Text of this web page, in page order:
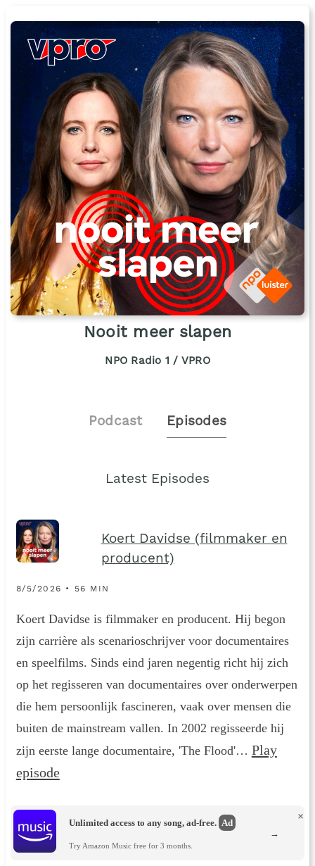
Nooit meer slapen
NPO Radio 1 / VPRO
Podcast Episodes
Latest Episodes
Koert Davidse (filmmaker en
producent)
8/5/2026 • 56 MIN
Koert Davidse is filmmaker en producent. Hij begon
zijn carrière als scenarioschrijver voor documentaires
en speelfilms. Sinds eind jaren negentig richt hij zich
op het regisseren van documentaires over onderwerpen
die hem persoonlijk fascineren, vaak over mensen die
buiten de mainstream vallen. In 2002 regisseerde hij
zijn eerste lange documentaire, 'The Flood'… Play
episode
Unlimited access to any song, ad-free. Ad
Try Amazon Music free for 3 months.
×
→